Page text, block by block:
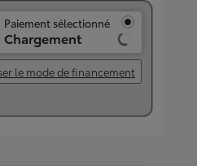
Paiement sélectionné
Chargement
le mode de financement